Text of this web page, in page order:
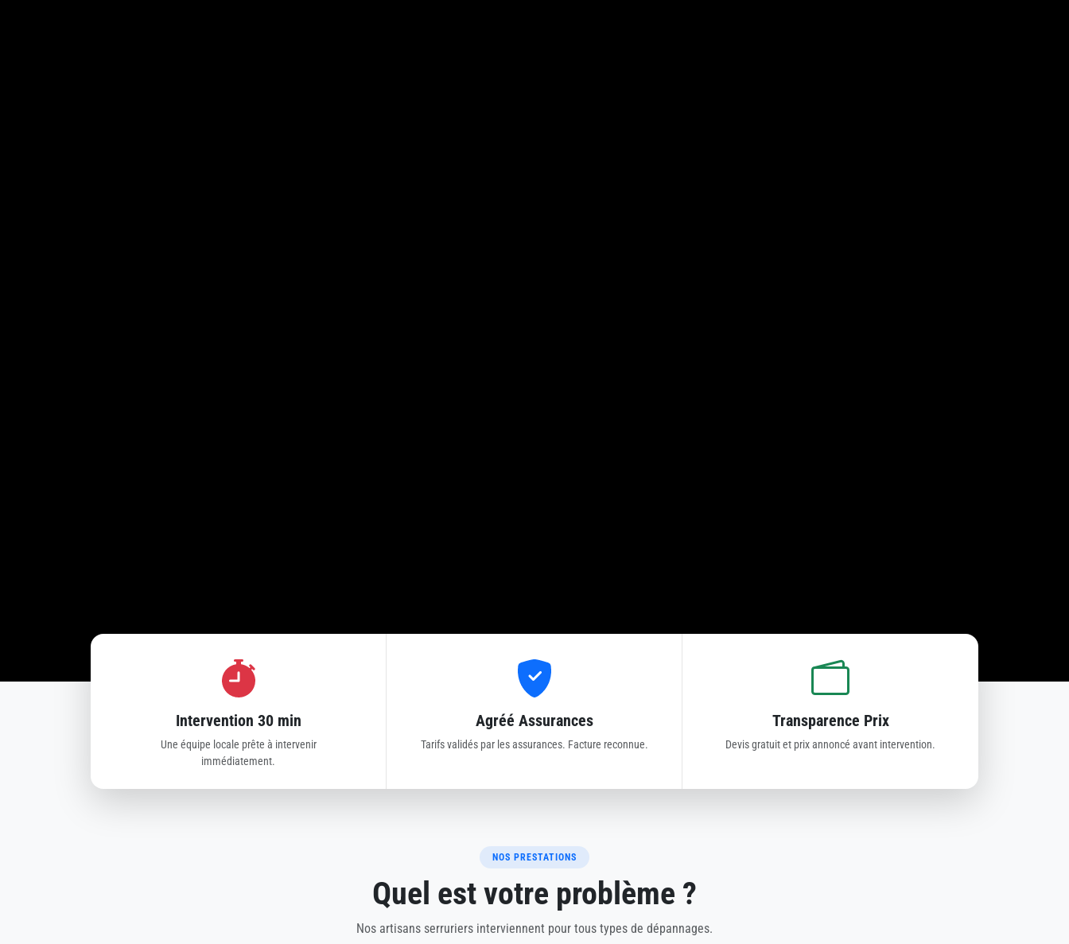
Intervention 30 min
Une équipe locale prête à intervenir
immédiatement.
Agréé Assurances
Tarifs validés par les assurances. Facture reconnue.
Transparence Prix
Devis gratuit et prix annoncé avant intervention.
NOS PRESTATIONS
Quel est votre problème ?
Nos artisans serruriers interviennent pour tous types de dépannages.